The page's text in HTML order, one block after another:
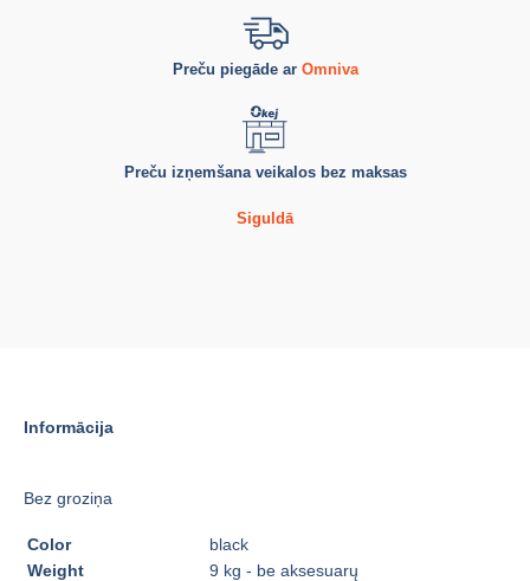
Preču piegāde ar Omniva
Preču izņemšana veikalos bez maksas
Siguldā
Informācija
Bez groziņa
Color
black
Weight
9 kg - be aksesuarų